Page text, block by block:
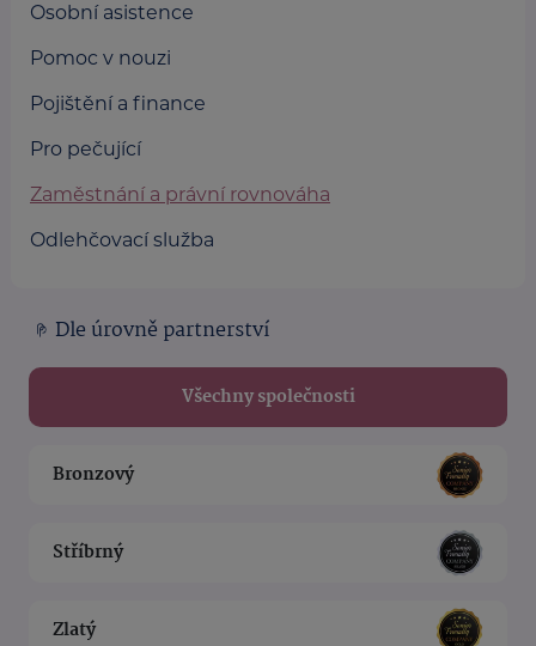
Osobní asistence
Pomoc v nouzi
Pojištění a finance
Pro pečující
Zaměstnání a právní rovnováha
Odlehčovací služba
Dle úrovně partnerství
Všechny společnosti
Bronzový
Stříbrný
Zlatý